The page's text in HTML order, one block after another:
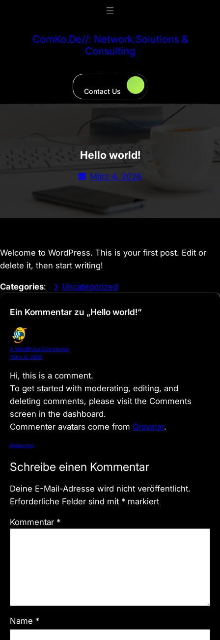
ComKo.De//: Network.solutions &
Consulting
Contact Us
Hello world!
März 4, 2026
Welcome to WordPress. This is your first post. Edit or
delete it, then start writing!
Categories: Uncategorized
Ein Kommentar zu „Hello world!“
A WordPress Commenter
März 4, 2026
Hi, this is a comment.
To get started with moderating, editing, and
deleting comments, please visit the Comments
screen in the dashboard.
Commenter avatars come from Gravatar.
Antworten
Schreibe einen Kommentar
Deine E-Mail-Adresse wird nicht veröffentlicht.
Erforderliche Felder sind mit * markiert
Kommentar *
Name *